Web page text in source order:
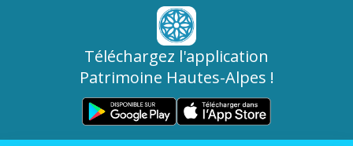
Téléchargez l'application
Patrimoine Hautes-Alpes !